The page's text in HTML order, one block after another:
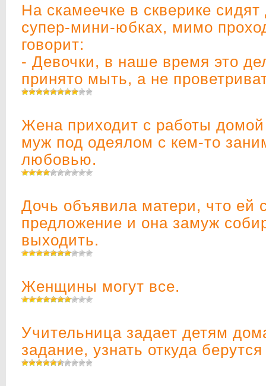
На скамеечке в скверике
супер-мини-юбках, мимо
говорит:
- Девочки, в наше время это
принято мыть, а не
Жена приходит с работы
муж под одеялом с кем-то
любовью.
Дочь объявила матери, что ей
предложение и она замуж
выходить.
Женщины могут все.
Учительница задает детям
задание, узнать откуда